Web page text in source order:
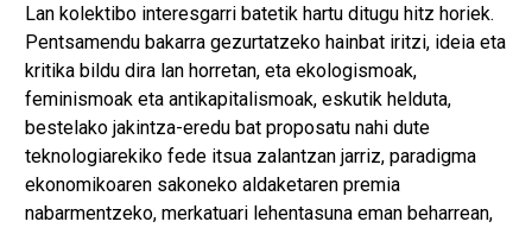
Lan kolektibo interesgarri batetik hartu ditugu hitz horiek.
Pentsamendu bakarra gezurtatzeko hainbat iritzi, ideia eta
kritika bildu dira lan horretan, eta ekologismoak,
feminismoak eta antikapitalismoak, eskutik helduta,
bestelako jakintza-eredu bat proposatu nahi dute
teknologiarekiko fede itsua zalantzan jarriz, paradigma
ekonomikoaren sakoneko aldaketaren premia
nabarmentzeko, merkatuari lehentasuna eman beharrean,